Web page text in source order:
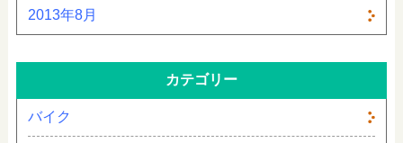
2013年8月
カテゴリー
バイク